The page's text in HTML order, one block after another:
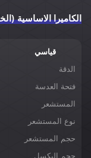
الكاميرا الاساسية
قياسي
الدقة
فتحة العدسة
المستشعر
نوع المستشعر
حجم المستشعر
حجم البكسل